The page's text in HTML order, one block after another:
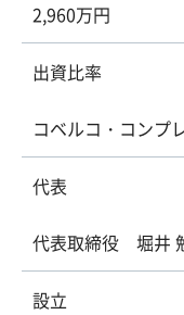
2,960万円
出資比率
コベルコ・コンプ
代表
代表取締役 堀井
設立